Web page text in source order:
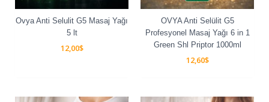
Ovya Anti Selulit G5 Masaj Yağı
5 lt
12,00$
OVYA Anti Selülit G5
Profesyonel Masaj Yağı 6 in 1
Green Shl Priptor 1000ml
12,60$